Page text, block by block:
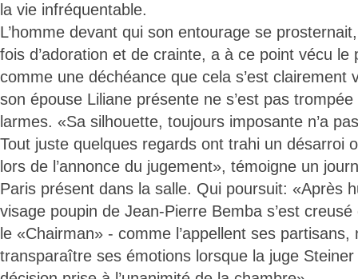
la vie infréquentable.
L’homme devant qui son entourage se
fois d’adoration et de crainte, a à ce point vécu le
comme une déchéance que cela s’est clairement
son épouse Liliane présente ne s’est pas trompée
larmes. «Sa silhouette, toujours imposante n’a
Tout juste quelques regards ont trahi un désarroi
lors de l’annonce du jugement», témoigne un
Paris présent dans la salle. Qui poursuit: «Après
visage poupin de Jean-Pierre Bemba s’est
le «Chairman» - comme l’appellent ses partisans,
transparaître ses émotions lorsque la juge